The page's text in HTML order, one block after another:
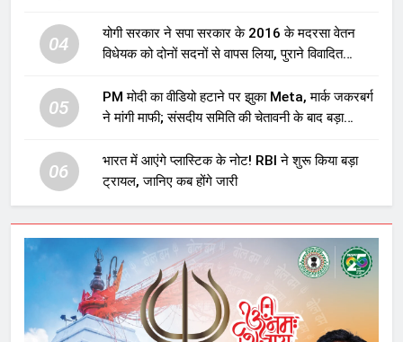
04
योगी सरकार ने सपा सरकार के 2016 के मदरसा वेतन
विधेयक को दोनों सदनों से वापस लिया, पुराने विवादित
05
PM मोदी का वीडियो हटाने पर झुका Meta, मार्क जकरबर्ग
ने मांगी माफी; संसदीय समिति की चेतावनी के बाद बड़ा
06
भारत में आएंगे प्लास्टिक के नोट! RBI ने शुरू किया बड़ा
ट्रायल, जानिए कब होंगे जारी